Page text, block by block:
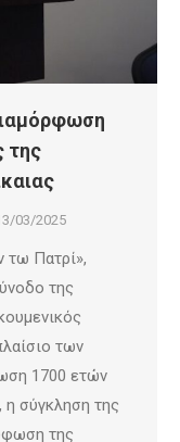
της
03/2025
τω Πατρί»,
της
των
1700 ετών
σύγκληση της
της